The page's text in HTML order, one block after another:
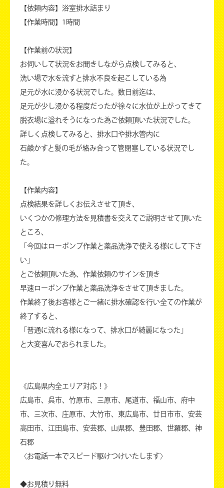
【依頼内容】浴室排水詰まり
【作業時間】1時間
【作業前の状況】
お伺いして状況をお聞きしながら点検してみると、
洗い場で水を流すと排水不良を起こしている為
足元が水に浸かる状況でした。数日前迄は、
足元が少し浸かる程度だったが徐々に水位が上がってきて
脱衣場に溢れそうになった為ご依頼頂いた状況でした。
詳しく点検してみると、排水口や排水管内に
石鹸かすと髪の毛が絡み合って管閉塞している状況でし
た。
【作業内容】
点検結果を詳しくお伝えさせて頂き、
いくつかの修理方法を見積書を交えてご説明させて頂いた
ところ、
「今回はローポンプ作業と薬品洗浄で使える様にして下さ
い」
とご依頼頂いた為、作業依頼のサインを頂き
早速ローポンプ作業と薬品洗浄をさせて頂きました。
作業終了後お客様とご一緒に排水確認を行い全ての作業が
終了すると、
「普通に流れる様になって、排水口が綺麗になった」
と大変喜んでおられました。
《広島県内全エリア対応！》
広島市、呉市、竹原市、三原市、尾道市、福山市、府中
市、三次市、庄原市、大竹市、東広島市、廿日市市、安芸
高田市、江田島市、安芸郡、山県郡、豊田郡、世羅郡、神
石郡
〈お電話一本でスピード駆けつけいたします〉
◆お見積り無料